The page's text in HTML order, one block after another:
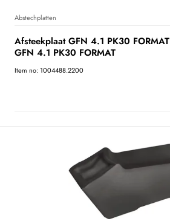
Abstechplatten
Afsteekplaat GFN 4.1 PK30 FORMAT
GFN 4.1 PK30 FORMAT
Item no: 1004488.2200